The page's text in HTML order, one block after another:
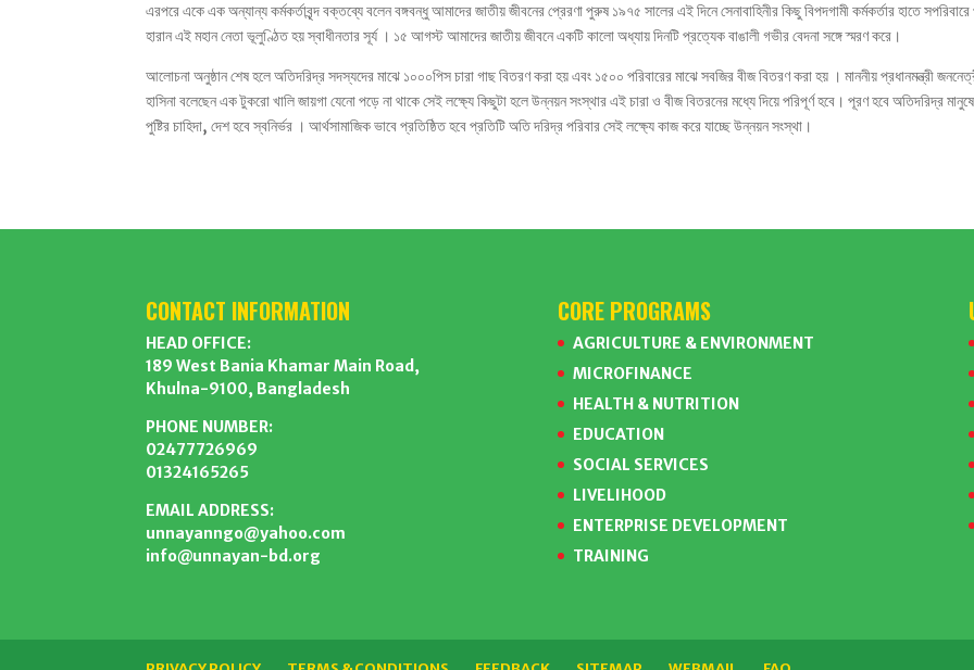
এরপরে একে এক অন্যান্য কর্মকর্তাবৃন্দ বক্তব্যে বলেন বঙ্গবন্ধু আমাদের জাতীয় জীবনের প্রেরণা পুরুষ ১৯৭৫ সালের এই দিনে সেনাবাহিনীর কিছু বিপদগামী কর্মকর্তার হাতে সপরিবারে
হারান এই মহান নেতা ভূলুণ্ঠিত হয় স্বাধীনতার সূর্য । ১৫ আগস্ট আমাদের জাতীয় জীবনে একটি কালো অধ্যায় দিনটি প্রত্যেক বাঙালী গভীর বেদনা সঙ্গে স্মরণ করে।
আলোচনা অনুষ্ঠান শেষ হলে অতিদরিদ্র সদস্যদের মাঝে ১০০০পিস চারা গাছ বিতরণ করা হয় এবং ১৫০০ পরিবারের মাঝে সবজির বীজ বিতরণ করা হয় । মাননীয় প্রধানমন্ত্রী
হাসিনা বলেছেন এক টুকরো খালি জায়গা যেনো পড়ে না থাকে সেই লক্ষ্যে কিছুটা হলে উন্নয়ন সংস্থার এই চারা ও বীজ বিতরনের মধ্যে দিয়ে পরিপূর্ণ হবে। পূরণ হবে অতিদরিদ্র
পুষ্টির চাহিদা, দেশ হবে স্বনির্ভর । আর্থসামাজিক ভাবে প্রতিষ্ঠিত হবে প্রতিটি অতি দরিদ্র পরিবার সেই লক্ষ্যে কাজ করে যাচ্ছে উন্নয়ন সংস্থা।
CONTACT INFORMATION
HEAD OFFICE:
189 West Bania Khamar Main Road,
Khulna-9100, Bangladesh
PHONE NUMBER:
02477726969
01324165265
EMAIL ADDRESS:
unnayanngo@yahoo.com
info@unnayan-bd.org
CORE PROGRAMS
AGRICULTURE & ENVIRONMENT
MICROFINANCE
HEALTH & NUTRITION
EDUCATION
SOCIAL SERVICES
LIVELIHOOD
ENTERPRISE DEVELOPMENT
TRAINING